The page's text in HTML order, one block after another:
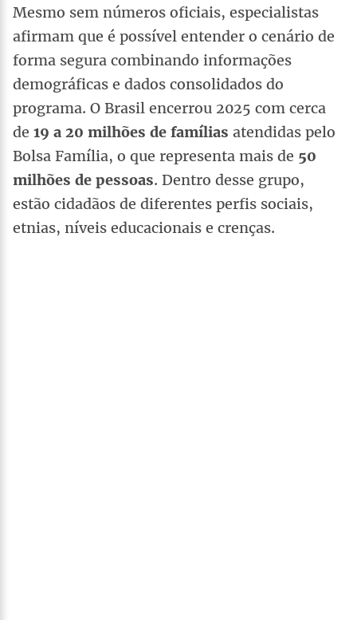
Mesmo sem números oficiais, especialistas
afirmam que é possível entender o cenário de
forma segura combinando informações
demográficas e dados consolidados do
programa. O Brasil encerrou 2025 com cerca
de 19 a 20 milhões de famílias atendidas pelo
Bolsa Família, o que representa mais de 50
milhões de pessoas. Dentro desse grupo,
estão cidadãos de diferentes perfis sociais,
etnias, níveis educacionais e crenças.